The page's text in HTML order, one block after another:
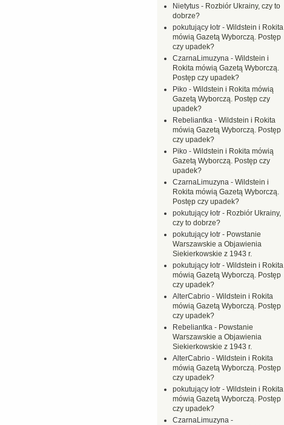
Nietytus - Rozbiór Ukrainy, czy to
dobrze?
pokutujący łotr - Wildstein i Rokita
mówią Gazetą Wyborczą. Postęp
czy upadek?
CzarnaLimuzyna - Wildstein i
Rokita mówią Gazetą Wyborczą.
Postęp czy upadek?
Piko - Wildstein i Rokita mówią
Gazetą Wyborczą. Postęp czy
upadek?
Rebeliantka - Wildstein i Rokita
mówią Gazetą Wyborczą. Postęp
czy upadek?
Piko - Wildstein i Rokita mówią
Gazetą Wyborczą. Postęp czy
upadek?
CzarnaLimuzyna - Wildstein i
Rokita mówią Gazetą Wyborczą.
Postęp czy upadek?
pokutujący łotr - Rozbiór Ukrainy,
czy to dobrze?
pokutujący łotr - Powstanie
Warszawskie a Objawienia
Siekierkowskie z 1943 r.
pokutujący łotr - Wildstein i Rokita
mówią Gazetą Wyborczą. Postęp
czy upadek?
AlterCabrio - Wildstein i Rokita
mówią Gazetą Wyborczą. Postęp
czy upadek?
Rebeliantka - Powstanie
Warszawskie a Objawienia
Siekierkowskie z 1943 r.
AlterCabrio - Wildstein i Rokita
mówią Gazetą Wyborczą. Postęp
czy upadek?
pokutujący łotr - Wildstein i Rokita
mówią Gazetą Wyborczą. Postęp
czy upadek?
CzarnaLimuzyna -